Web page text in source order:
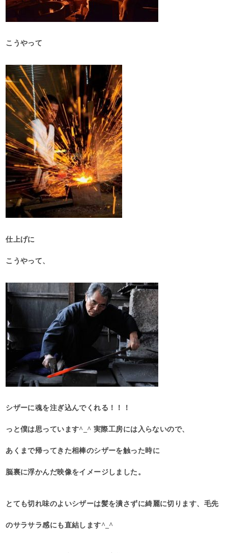
こうやって
仕上げに
こうやって、
シザーに魂を注ぎ込んでくれる！！！
っと僕は思っています^_^ 実際工房には入らないので、
あくまで帰ってきた相棒のシザーを触った時に
脳裏に浮かんだ映像をイメージしました。
とても切れ味のよいシザーは髪を潰さずに綺麗に切ります、毛先
のサラサラ感にも直結します^_^